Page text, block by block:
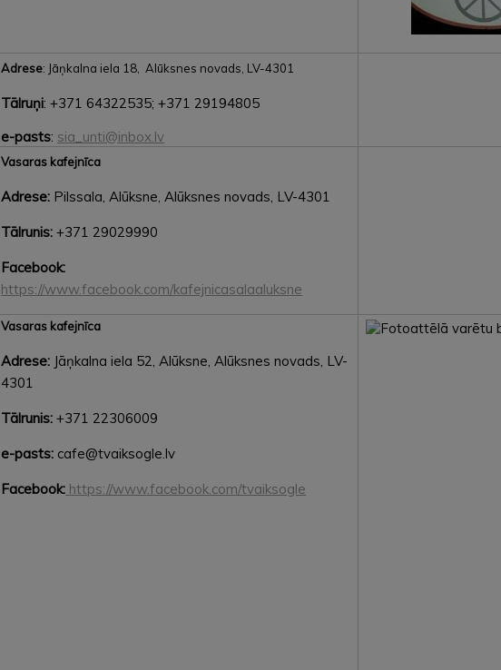
Adrese: Jāņkalna iela 18, Alūksnes novads, LV-4301
Tālruņi: +371 64322535; +371 29194805
e-pasts: sia_unti@inbox.lv
Vasaras kafejnīca
Adrese: Pilssala, Alūksne, Alūksnes novads, LV-4301
Tālrunis: +371 29029990
Facebook:
https://www.facebook.com/kafejnicasalaaluksne
Vasaras kafejnīca
Adrese: Jāņkalna iela 52, Alūksne, Alūksnes novads, LV-
4301
Tālrunis: +371 22306009
e-pasts: cafe@tvaiksogle.lv
Facebook: https://www.facebook.com/tvaiksogle